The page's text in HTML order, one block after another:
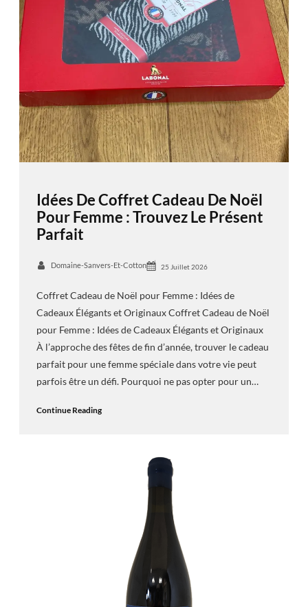
Idées De Coffret Cadeau De Noël
Pour Femme : Trouvez Le Présent
Parfait
Domaine-Sanvers-Et-Cotton 25 Juillet 2026
Coffret Cadeau de Noël pour Femme : Idées de
Cadeaux Élégants et Originaux Coffret Cadeau de Noël
pour Femme : Idées de Cadeaux Élégants et Originaux
À l’approche des fêtes de fin d’année, trouver le cadeau
parfait pour une femme spéciale dans votre vie peut
parfois être un défi. Pourquoi ne pas opter pour un…
Continue Reading